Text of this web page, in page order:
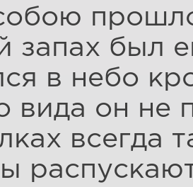
запах был
в небо
вида он не
всегда